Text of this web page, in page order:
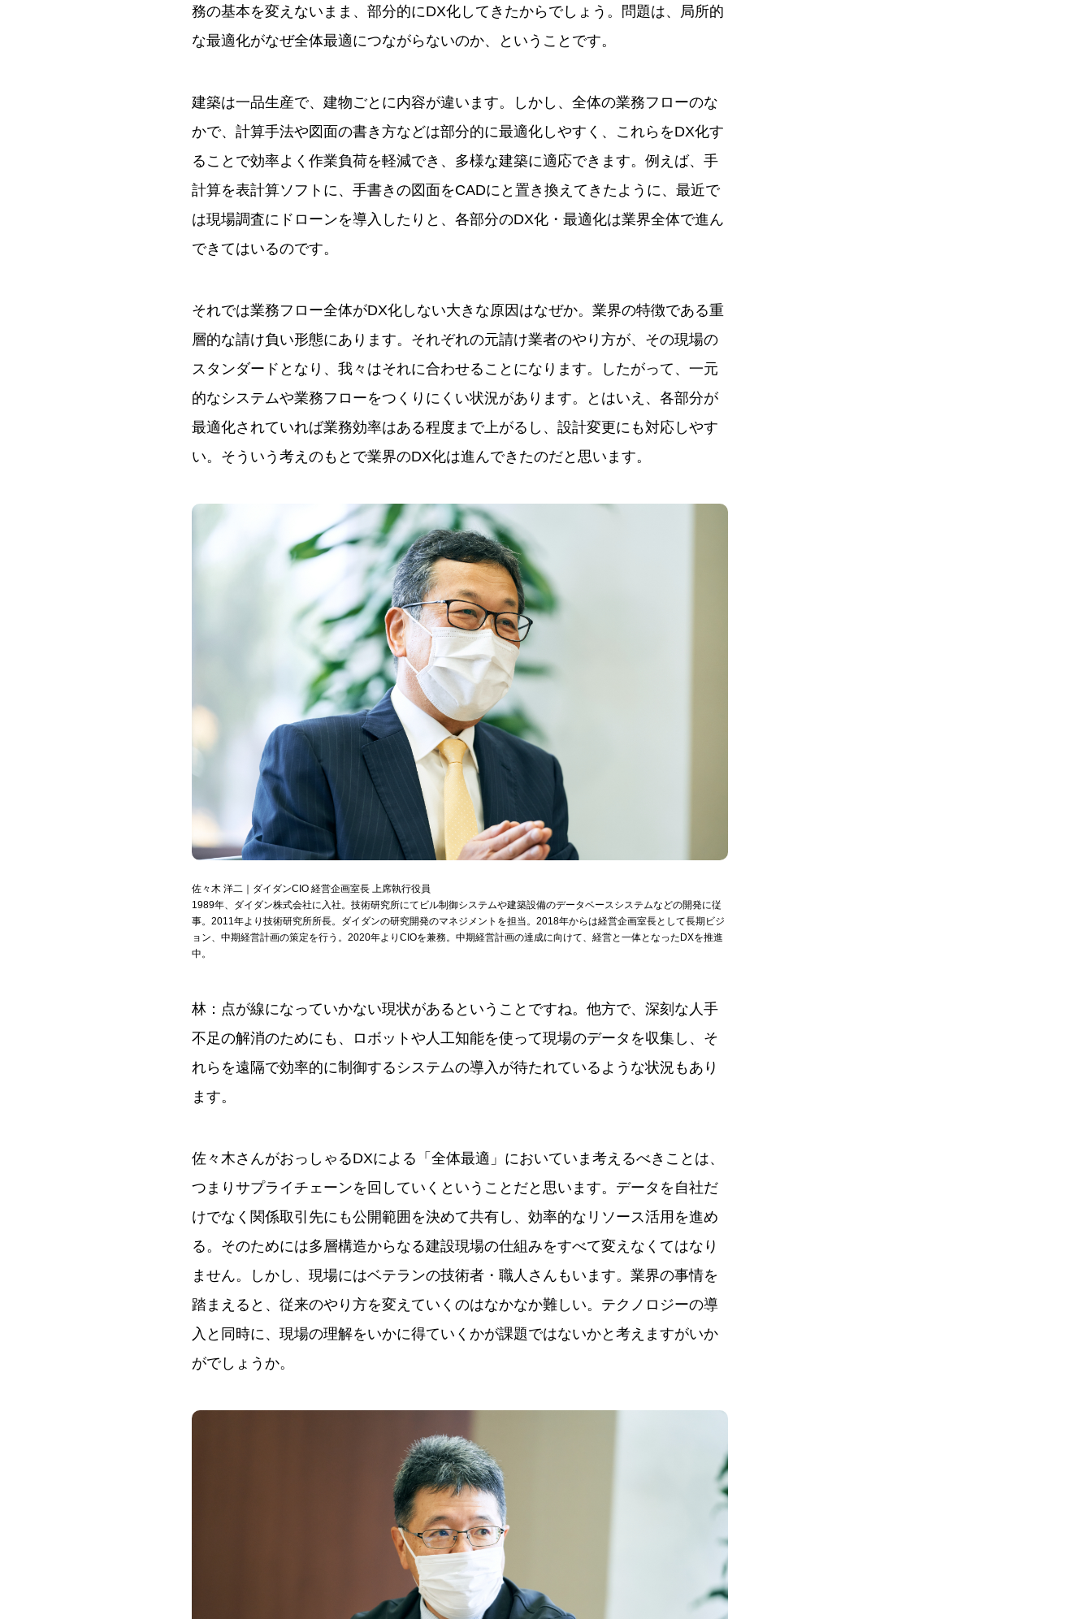
務の基本を変えないまま、部分的にDX化してきたからでしょう。問題は、局所的
な最適化がなぜ全体最適につながらないのか、ということです。
建築は一品生産で、建物ごとに内容が違います。しかし、全体の業務フローのな
かで、計算手法や図面の書き方などは部分的に最適化しやすく、これらをDX化す
ることで効率よく作業負荷を軽減でき、多様な建築に適応できます。例えば、手
計算を表計算ソフトに、手書きの図面をCADにと置き換えてきたように、最近で
は現場調査にドローンを導入したりと、各部分のDX化・最適化は業界全体で進ん
できてはいるのです。
それでは業務フロー全体がDX化しない大きな原因はなぜか。業界の特徴である重
層的な請け負い形態にあります。それぞれの元請け業者のやり方が、その現場の
スタンダードとなり、我々はそれに合わせることになります。したがって、一元
的なシステムや業務フローをつくりにくい状況があります。とはいえ、各部分が
最適化されていれば業務効率はある程度まで上がるし、設計変更にも対応しやす
い。そういう考えのもとで業界のDX化は進んできたのだと思います。
佐々木 洋二｜ダイダンCIO 経営企画室長 上席執行役員
1989年、ダイダン株式会社に入社。技術研究所にてビル制御システムや建築設備のデータベースシステムなどの開発に従
事。2011年より技術研究所所長。ダイダンの研究開発のマネジメントを担当。2018年からは経営企画室長として長期ビジ
ョン、中期経営計画の策定を行う。2020年よりCIOを兼務。中期経営計画の達成に向けて、経営と一体となったDXを推進
中。
林：点が線になっていかない現状があるということですね。他方で、深刻な人手
不足の解消のためにも、ロボットや人工知能を使って現場のデータを収集し、そ
れらを遠隔で効率的に制御するシステムの導入が待たれているような状況もあり
ます。
佐々木さんがおっしゃるDXによる「全体最適」においていま考えるべきことは、
つまりサプライチェーンを回していくということだと思います。データを自社だ
けでなく関係取引先にも公開範囲を決めて共有し、効率的なリソース活用を進め
る。そのためには多層構造からなる建設現場の仕組みをすべて変えなくてはなり
ません。しかし、現場にはベテランの技術者・職人さんもいます。業界の事情を
踏まえると、従来のやり方を変えていくのはなかなか難しい。テクノロジーの導
入と同時に、現場の理解をいかに得ていくかが課題ではないかと考えますがいか
がでしょうか。